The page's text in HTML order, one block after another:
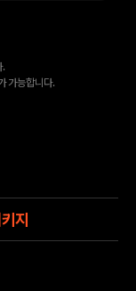
.
가능합니다.
지